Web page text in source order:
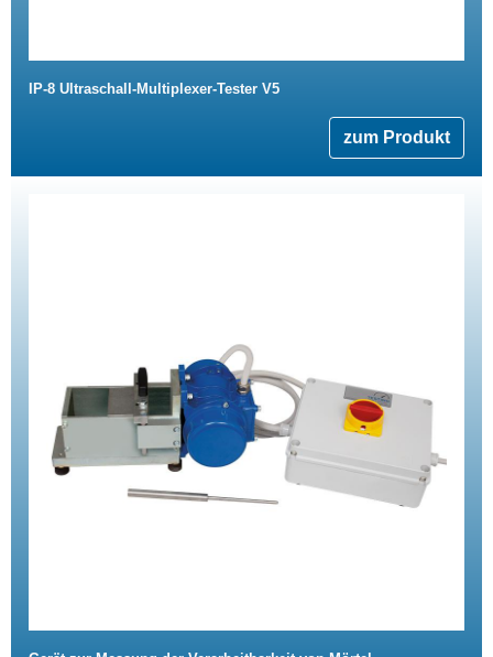
IP-8 Ultraschall-Multiplexer-Tester V5
zum Produkt